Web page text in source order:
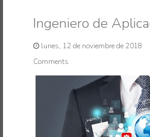
Ingeniero de
lunes, 12 de noviembre de 2018
Comments